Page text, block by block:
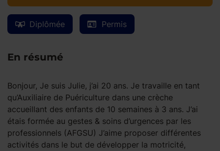
Diplômée Permis
En résumé
Bonjour, Je suis Julie, j’ai 20 ans. Je travaille en tant
qu’Auxiliaire de Puériculture dans une crèche
accueillant des enfants de 10 semaines à 3 ans. J’ai
étais formée au gestes & soins d’urgences par les
professionnels (AFGSU) J’aime proposer différentes
activités dans le but de développer la motricité,